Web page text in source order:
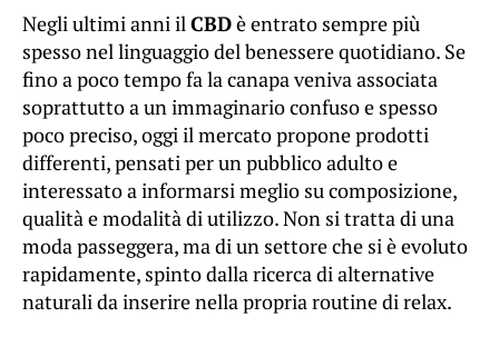
Negli ultimi anni ilCBDè entrato sempre più
spesso nel linguaggio del benessere quotidiano. Se
fino a poco tempo fa la canapa veniva associata
soprattutto a un immaginario confuso e spesso
poco preciso, oggi il mercato propone prodotti
differenti, pensati per un pubblico adulto e
interessato a informarsi meglio su composizione,
qualità e modalità di utilizzo. Non si tratta di una
moda passeggera, ma di un settore che si è evoluto
rapidamente, spinto dalla ricerca di alternative
naturali da inserire nella propria routine di relax.